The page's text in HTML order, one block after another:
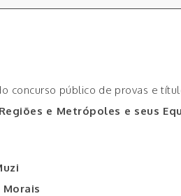
concurso público de provas e
e Metrópoles e seus